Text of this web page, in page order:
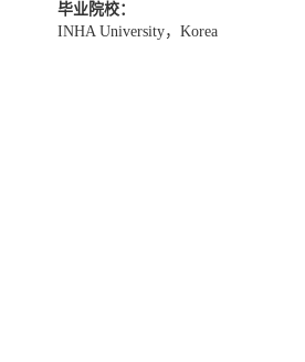
毕业院校：
INHA University，Korea